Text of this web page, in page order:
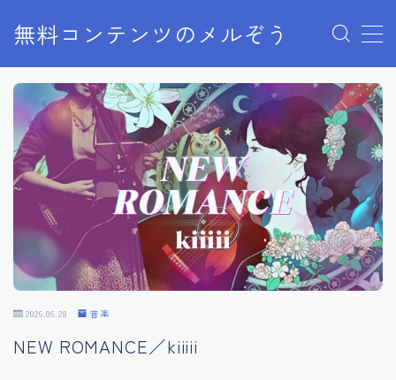
無料コンテンツのメルぞう
MENU
メルぞうの使い方
お知らせ
お問い合わせ
2026.06.28 音楽
NEW ROMANCE／kiiiii